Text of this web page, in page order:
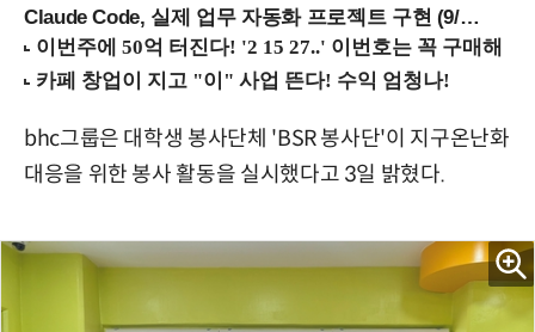
Claude Code, 실제 업무 자동화 프로젝트 구현 (9/16 ~17 강남역)
bhc그룹은 대학생 봉사단체 'BSR 봉사단'이 지구온난화
대응을 위한 봉사 활동을 실시했다고 3일 밝혔다.